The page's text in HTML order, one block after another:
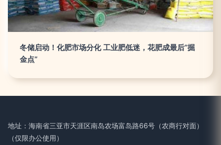
冬储启动！化肥市场分化 工业肥低迷，花肥成最后“掘
金点”
地址：海南省三亚市天涯区南岛农场富岛路66号（农商行对面）
（仅限办公使用）